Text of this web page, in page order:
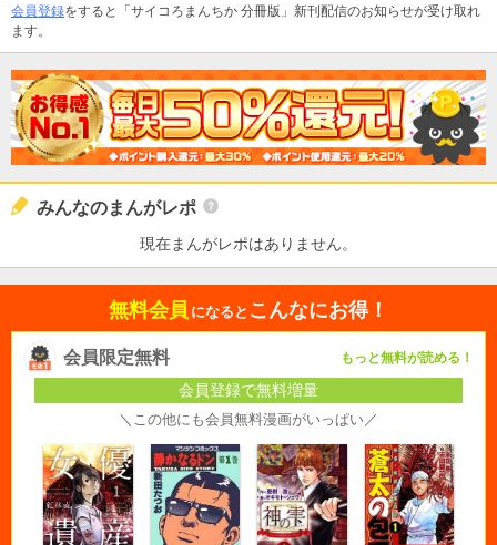
会員登録をすると「サイコろまんちか 分冊版」新刊配信のお知らせが受け取れ
ます。
みんなのまんがレポ
現在まんがレポはありません。
無料会員 になると こんなにお得！
会員限定無料 もっと無料が読める！
会員登録で無料増量
＼この他にも会員無料漫画がいっぱい／